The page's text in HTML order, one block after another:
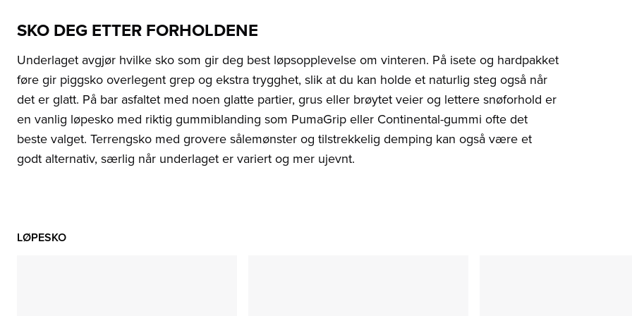
SKO DEG ETTER FORHOLDENE
Underlaget avgjør hvilke sko som gir deg best løpsopplevelse om vinteren. På isete og hardpakket
føre gir piggsko overlegent grep og ekstra trygghet, slik at du kan holde et naturlig steg også når
det er glatt. På bar asfaltet med noen glatte partier, grus eller brøytet veier og lettere snøforhold er
en vanlig løpesko med riktig gummiblanding som PumaGrip eller Continental-gummi ofte det
beste valget. Terrengsko med grovere sålemønster og tilstrekkelig demping kan også være et
godt alternativ, særlig når underlaget er variert og mer ujevnt.
LØPESKO